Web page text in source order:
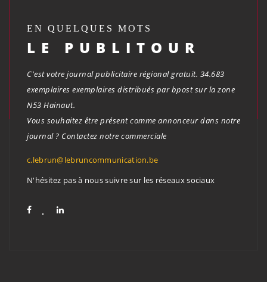
EN QUELQUES MOTS
LE PUBLITOUR
C'est votre journal publicitaire régional gratuit. 34.683
exemplaires exemplaires distribués par bpost sur la zone
N53 Hainaut.
Vous souhaitez être présent comme annonceur dans notre
journal ? Contactez notre commerciale
c.lebrun@lebruncommunication.be
N'hésitez pas à nous suivre sur les réseaux sociaux